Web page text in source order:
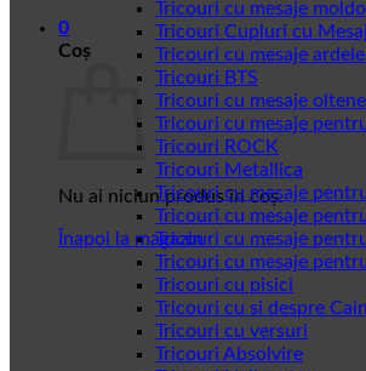
0
Coș
Nu ai niciun produs în coș.
Înapoi la magazin
Tricouri cu mesaje
Tricouri Cupluri cu
Tricouri cu mesaje
Tricouri BTS
Tricouri cu mesaje
Tricouri cu mesaje
Tricouri ROCK
Tricouri Metallica
Tricouri cu mesaje
Tricouri cu mesaje
Tricouri cu mesaje
Tricouri cu mesaje
Tricouri cu pisici
Tricouri cu si despre
Tricouri cu versuri
Tricouri Absolvire